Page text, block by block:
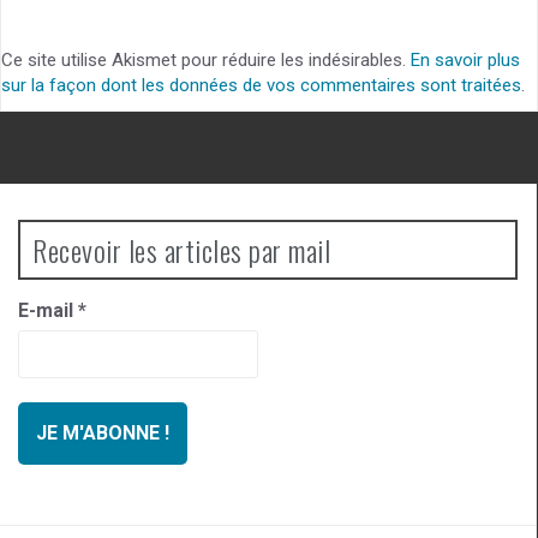
Ce site utilise Akismet pour réduire les indésirables. En savoir plus
sur la façon dont les données de vos commentaires sont traitées.
Recevoir les articles par mail
E-mail *